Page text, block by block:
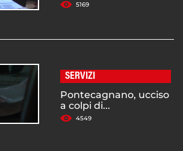
5169
SERVIZI
Pontecagnano, ucciso
a colpi di...
4549